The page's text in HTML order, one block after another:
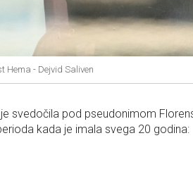
Hema - Dejvid Saliven
svedočila pod pseudonimom
kada je imala svega 20 godina: